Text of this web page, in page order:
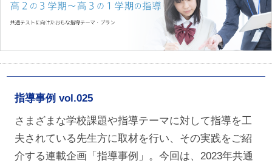
指導事例 vol.025
さまざまな学校課題や指導テーマに対して指導を工
夫されている先生方に取材を行い、その実践をご紹
介する連載企画「指導事例」。今回は、2023年共通